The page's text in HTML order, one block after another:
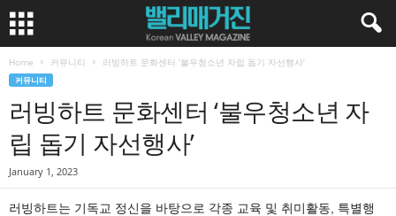
Home 커뮤니티 러빙하트 문화센터 ‘불우청소년 자립 돕기 자선행사’
커뮤니티
러빙하트 문화센터 ‘불우청소년 자
립 돕기 자선행사’
January 1, 2023
러빙하트는 기독교 정신을 바탕으로 각종 교육 및 취미활동, 특별행